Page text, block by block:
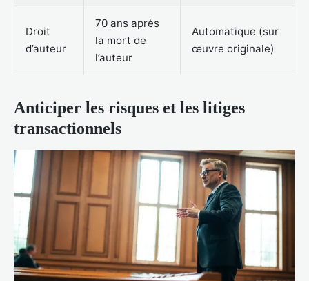
Droit
d’auteur
70 ans après
la mort de
l’auteur
Automatique (sur
œuvre originale)
Anticiper les risques et les litiges
transactionnels